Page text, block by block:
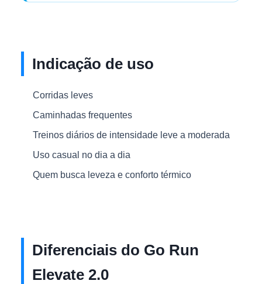
Indicação de uso
Corridas leves
Caminhadas frequentes
Treinos diários de intensidade leve a moderada
Uso casual no dia a dia
Quem busca leveza e conforto térmico
Diferenciais do Go Run
Elevate 2.0